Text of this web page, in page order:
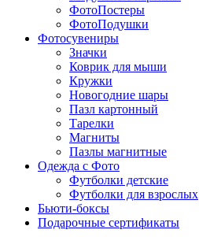
ФотоПостеры
ФотоПодушки
Фотоcувениры
Значки
Коврик для мыши
Кружки
Новогодние шары
Пазл картонный
Тарелки
Магниты
Пазлы магнитные
Одежда с Фото
Футболки детские
Футболки для взрослых
Бьюти-боксы
Подарочные сертификаты